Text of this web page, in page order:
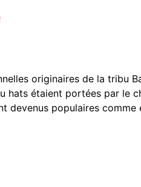
originaires de la tribu
hats étaient portées par le
devenus populaires